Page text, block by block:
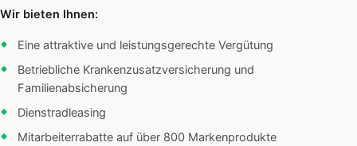
Wir bieten Ihnen:
Eine attraktive und leistungsgerechte Vergütung
Betriebliche Krankenzusatzversicherung und
Familienabsicherung
Dienstradleasing
Mitarbeiterrabatte auf über 800 Markenprodukte